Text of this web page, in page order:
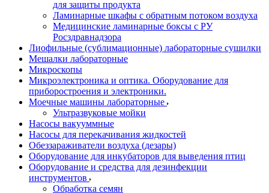
для защиты продукта
Ламинарные шкафы с обратным потоком воздуха
Медицинские ламинарные боксы с РУ
Росздравнадзора
Лиофильные (сублимационные) лабораторные сушилки
Мешалки лабораторные
Микроскопы
Микроэлектроника и оптика. Оборудование для
приборостроения и электроники.
Моечные машины лабораторные
Ультразвуковые мойки
Насосы вакууммные
Насосы для перекачивания жидкостей
Обеззараживатели воздуха (дезары)
Оборудование для инкубаторов для выведения птиц
Оборудование и средства для дезинфекции
инструментов
Обработка семян